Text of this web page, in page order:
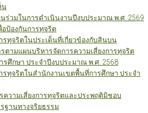
น
ร่วมในการดำเนินงานปีงบประมาณ พ.ศ. 2569
อป้องกันการทุจริต
รทุจริตในประเด็นที่เกี่ยวข้องกับสินบน
ตามแผนบริหารจัดการความเสี่ยงการทุจริต
ศึกษา ประจำปีงบประมาณ พ.ศ. 2568
รทุจริตในสำนักงานเขตพื้นที่การศึกษา ประจำ
ความเสี่ยงการทุจริตและประพฤติมิชอบ
ฐานทางจริยธรรม